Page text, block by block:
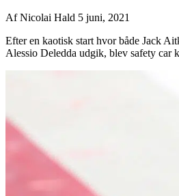
AfNicolai Hald 5 juni, 2021
Efter en kaotisk start hvor både Jack
Alessio Deledda udgik, blev safety car